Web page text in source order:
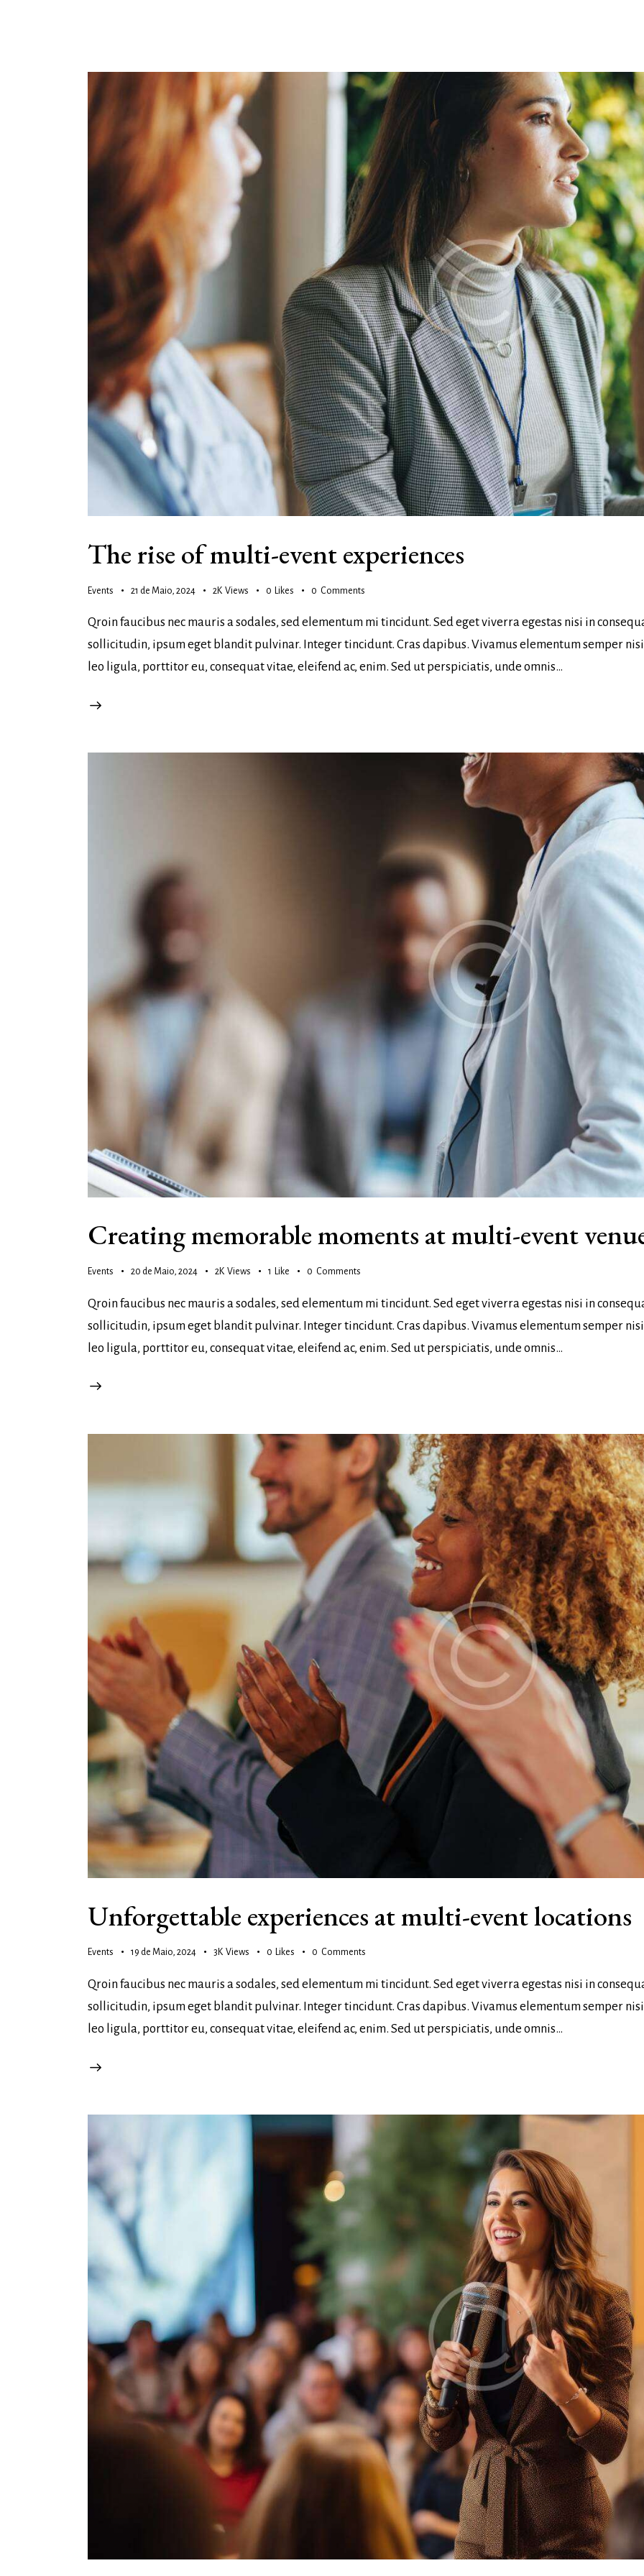
The rise of multi-event experiences
Events 21 de Maio, 2024 2K Views 0 Likes 0 Comments
Qroin faucibus nec mauris a sodales, sed elementum mi tincidunt. Sed eget viverra egestas nisi in
sollicitudin, ipsum eget blandit pulvinar. Integer tincidunt. Cras dapibus. Vivamus elementum semper
leo ligula, porttitor eu, consequat vitae, eleifend ac, enim. Sed ut perspiciatis, unde omnis…
Creating memorable moments at multi-event
Events 20 de Maio, 2024 2K Views 1 Like 0 Comments
Qroin faucibus nec mauris a sodales, sed elementum mi tincidunt. Sed eget viverra egestas nisi in
sollicitudin, ipsum eget blandit pulvinar. Integer tincidunt. Cras dapibus. Vivamus elementum semper
leo ligula, porttitor eu, consequat vitae, eleifend ac, enim. Sed ut perspiciatis, unde omnis…
Unforgettable experiences at multi-event locations
Events 19 de Maio, 2024 3K Views 0 Likes 0 Comments
Qroin faucibus nec mauris a sodales, sed elementum mi tincidunt. Sed eget viverra egestas nisi in
sollicitudin, ipsum eget blandit pulvinar. Integer tincidunt. Cras dapibus. Vivamus elementum semper
leo ligula, porttitor eu, consequat vitae, eleifend ac, enim. Sed ut perspiciatis, unde omnis…